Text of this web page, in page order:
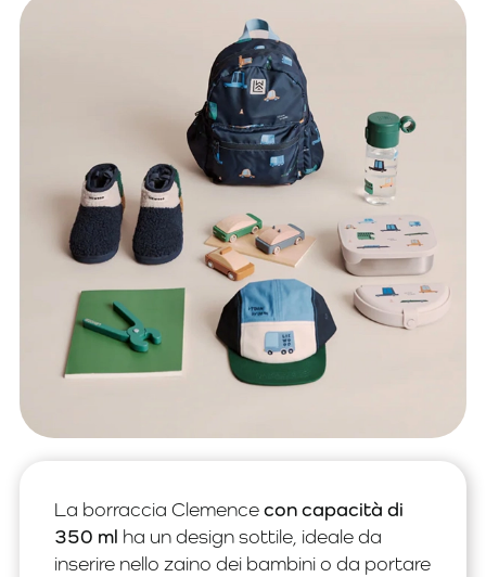
La borraccia Clemencecon capacità di
350 ml ha un design sottile, ideale da
inserire nello zaino dei bambini o da portare